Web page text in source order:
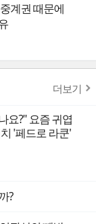
계권 때문에
더보기
요?" 요즘 귀엽
'페드로 라쿤'
?